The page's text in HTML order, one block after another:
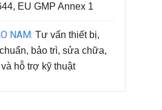
EU GMP Annex 1
NAM: Tư vấn thiết bị,
bảo trì, sửa chữa,
hỗ trợ kỹ thuật